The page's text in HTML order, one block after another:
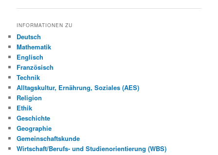
INFORMATIONEN ZU
Deutsch
Mathematik
Englisch
Französisch
Technik
Alltagskultur, Ernährung, Soziales (AES)
Religion
Ethik
Geschichte
Geographie
Gemeinschaftskunde
Wirtschaft/Berufs- und Studienorientierung (WBS)